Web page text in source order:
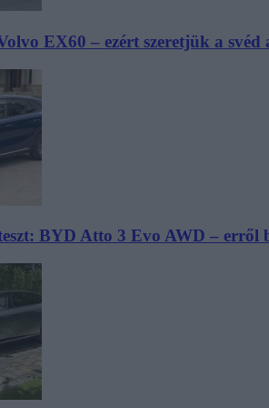
EX60 – ezért szeretjük a svéd
BYD Atto 3 Evo AWD – erről